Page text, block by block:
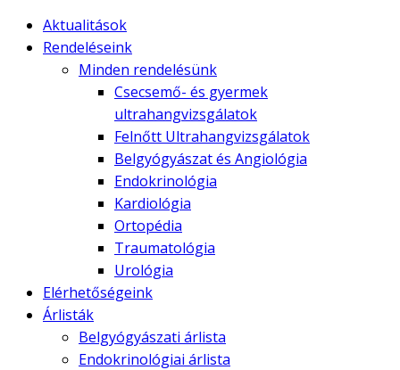
Aktualitások
Rendeléseink
Minden rendelésünk
Csecsemő- és gyermek
ultrahangvizsgálatok
Felnőtt Ultrahangvizsgálatok
Belgyógyászat és Angiológia
Endokrinológia
Kardiológia
Ortopédia
Traumatológia
Urológia
Elérhetőségeink
Árlisták
Belgyógyászati árlista
Endokrinológiai árlista